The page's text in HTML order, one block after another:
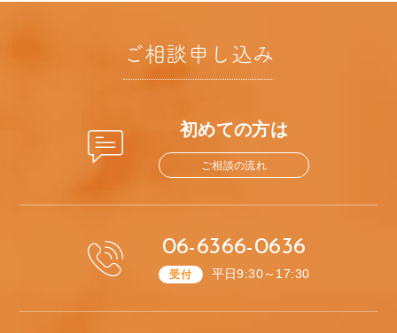
ご相談申し込み
初めての方は
ご相談の流れ
06-6366-0636
受付 平日9:30～17:30